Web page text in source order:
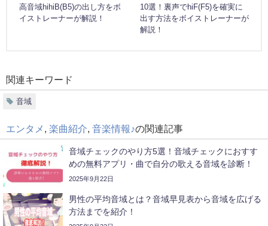
高音域hihiB(B5)の出し方をボ
イストレーナーが解説！
10選！裏声でhiF(F5)を確実に
出す方法をボイストレーナーが
解説！
関連キーワード
音域
エンタメ 楽曲紹介 音楽情報♪の関連記事
音域チェックのやり方5選！音域チェックにおすす
めの無料アプリ・曲で自分の歌える音域を診断！
2025年9月22日
男性の平均音域とは？音域早見表から音域を広げる
方法までを紹介！